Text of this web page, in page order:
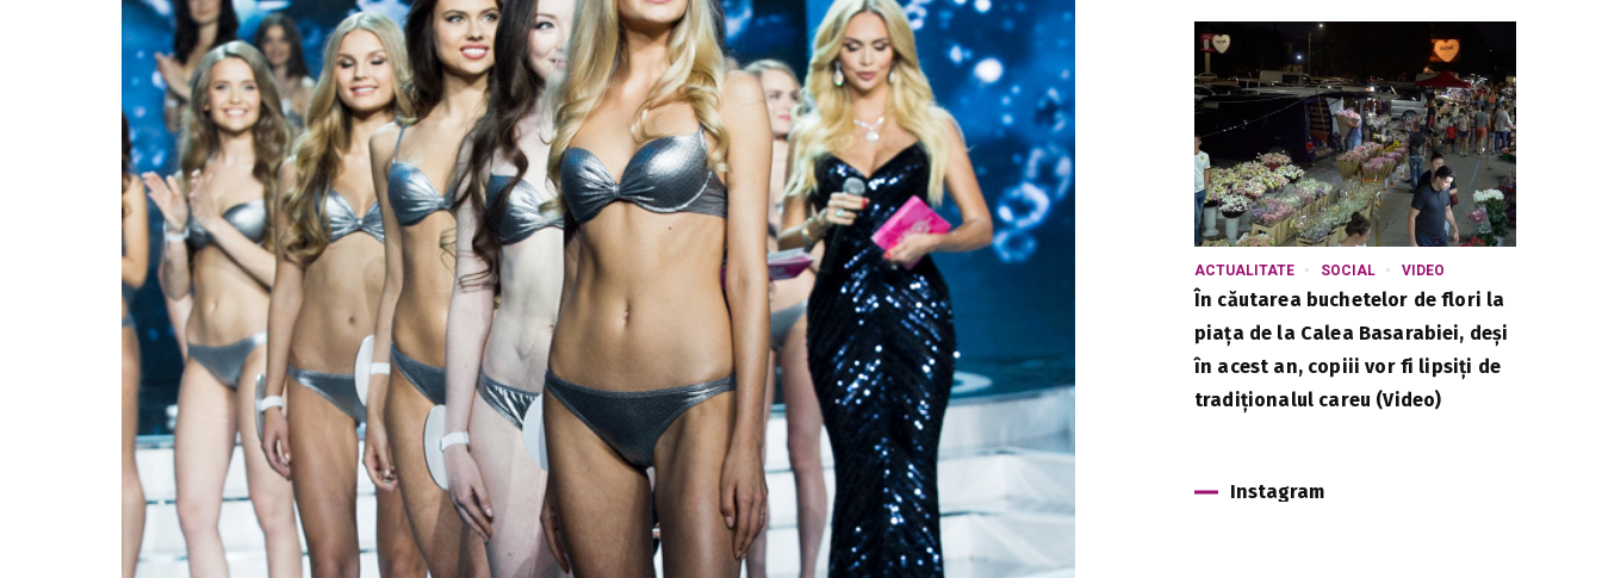
ACTUALITATE SOCIAL VIDEO
În căutarea buchetelor de flori la
piața de la Calea Basarabiei, deși
în acest an, copiii vor fi lipsiți de
tradiționalul careu (Video)
Instagram